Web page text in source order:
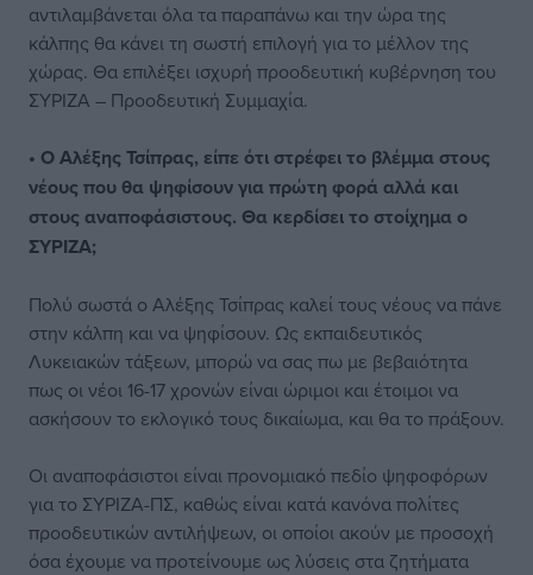
αντιλαμβάνεται όλα τα παραπάνω και την ώρα της
κάλπης θα κάνει τη σωστή επιλογή για το μέλλον της
χώρας. Θα επιλέξει ισχυρή προοδευτική κυβέρνηση του
ΣΥΡΙΖΑ – Προοδευτική Συμμαχία.
• Ο Αλέξης Τσίπρας, είπε ότι στρέφει το βλέμμα στους
νέους που θα ψηφίσουν για πρώτη φορά αλλά και
στους αναποφάσιστους. Θα κερδίσει το στοίχημα ο
ΣΥΡΙΖΑ;
Πολύ σωστά ο Αλέξης Τσίπρας καλεί τους νέους να πάνε
στην κάλπη και να ψηφίσουν. Ως εκπαιδευτικός
Λυκειακών τάξεων, μπορώ να σας πω με βεβαιότητα
πως οι νέοι 16-17 χρονών είναι ώριμοι και έτοιμοι να
ασκήσουν το εκλογικό τους δικαίωμα, και θα το πράξουν.
Οι αναποφάσιστοι είναι προνομιακό πεδίο ψηφοφόρων
για το ΣΥΡΙΖΑ-ΠΣ, καθώς είναι κατά κανόνα πολίτες
προοδευτικών αντιλήψεων, οι οποίοι ακούν με προσοχή
όσα έχουμε να προτείνουμε ως λύσεις στα ζητήματα